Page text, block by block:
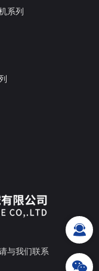
系列
与我们联系